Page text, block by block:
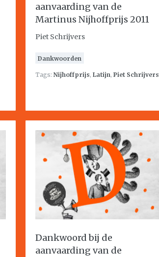
aanvaarding van de
Martinus Nijhoffprijs 2011
Piet Schrijvers
Dankwoorden
Tags: Nijhoffprijs, Latijn, Piet Schrijvers
Dankwoord bij de
aanvaarding van de